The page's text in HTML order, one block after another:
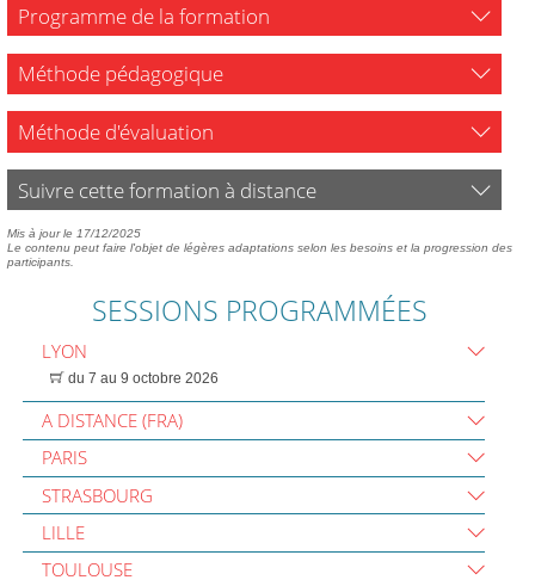
Programme de la formation
Méthode pédagogique
Méthode d'évaluation
Suivre cette formation à distance
Mis à jour le 17/12/2025
Le contenu peut faire l'objet de légères adaptations selon les besoins et la progression des
participants.
SESSIONS PROGRAMMÉES
LYON
du 7 au 9 octobre 2026
A DISTANCE (FRA)
PARIS
STRASBOURG
LILLE
TOULOUSE